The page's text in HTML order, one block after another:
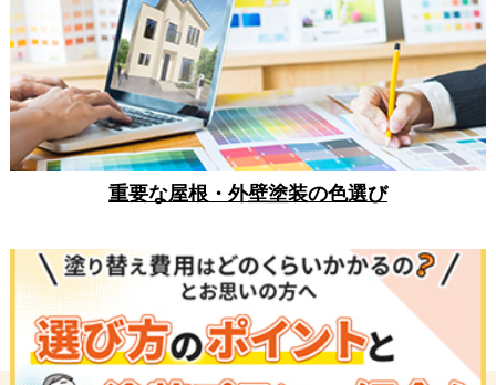
重要な屋根・外壁塗装の色選び